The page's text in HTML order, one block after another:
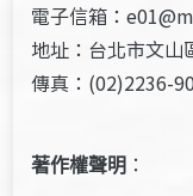
電子信箱：
地址：台北市文山
傳真：(02)2236-
著作權聲明 ：